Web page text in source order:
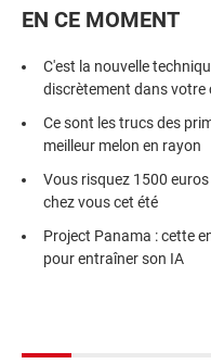
EN CE MOMENT
C'est la nouvelle
discrètement dans votre
Ce sont les trucs des
meilleur melon en rayon
Vous risquez 1500
chez vous cet été
Project Panama : cette
pour entraîner son IA